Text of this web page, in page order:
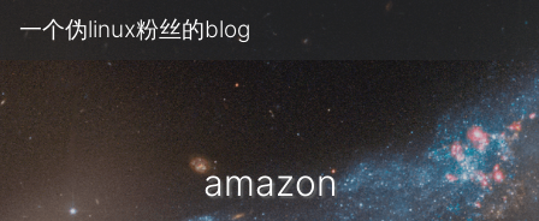
一个伪linux粉丝的blog
amazon